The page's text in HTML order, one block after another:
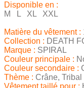
Disponible en :
M L XL XXL
Matière du vêtement :
Collection : DEATH
Marque : SPIRAL
Couleur principale :
Couleur secondaire :
Thème : Crâne, Tribal